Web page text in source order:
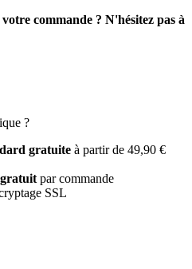
commande ? N'hésitez pas à
?
gratuite à partir de 49,90 €
par commande
SSL